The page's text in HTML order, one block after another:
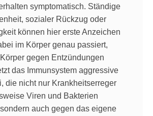
symptomatisch. Ständige
sozialer Rückzug oder
können hier erste Anzeichen
im Körper genau passiert,
gegen Entzündungen
das Immunsystem aggressive
die nicht nur Krankheitserreger
Viren und Bakterien
auch gegen das eigene